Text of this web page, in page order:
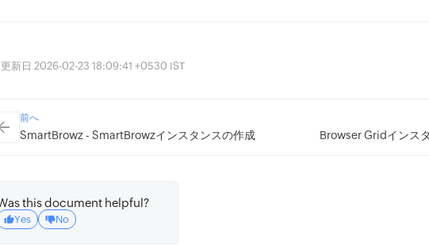
新日 2026-02-23 18:09:41 +0530 IST
前へ
SmartBrowz - SmartBrowzインスタンスの作成 Browser Gridインス
this document helpful?
Yes No